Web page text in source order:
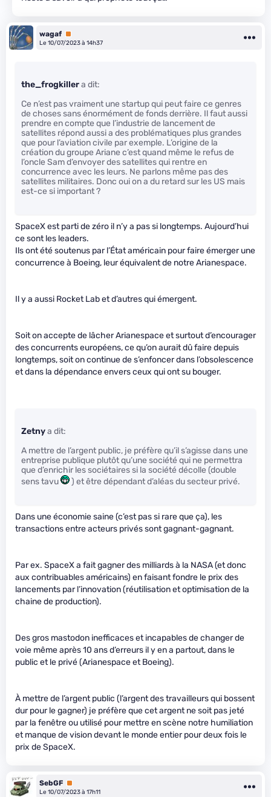
wagaf Premium
Le 10/07/2023 à 14h37
the_frogkillera dit:
Ce n’est pas vraiment une startup qui peut faire ce genres
de choses sans énormément de fonds derrière. Il faut aussi
prendre en compte que l’industrie de lancement de
satellites répond aussi a des problématiques plus grandes
que pour l’aviation civile par exemple. L’origine de la
création du groupe Ariane c’est quand même le refus de
l’oncle Sam d’envoyer des satellites qui rentre en
concurrence avec les leurs. Ne parlons même pas des
satellites militaires. Donc oui on a du retard sur les US mais
est-ce si important ?
SpaceX est parti de zéro il n’y a pas si longtemps. Aujourd’hui
ce sont les leaders.
Ils ont été soutenus par l’État américain pour faire émerger une
concurrence à Boeing, leur équivalent de notre Arianespace.
Il y a aussi Rocket Lab et d’autres qui émergent.
Soit on accepte de lâcher Arianespace et surtout d’encourager
des concurrents européens, ce qu’on aurait dû faire depuis
longtemps, soit on continue de s’enfoncer dans l’obsolescence
et dans la dépendance envers ceux qui ont su bouger.
Zetnya dit:
A mettre de l’argent public, je préfère qu’il s’agisse dans une
entreprise publique plutôt qu’une société qui ne permettra
que d’enrichir les sociétaires si la société décolle (double
sens tavu
) et être dépendant d’aléas du secteur privé.
Dans une économie saine (c’est pas si rare que ça), les
transactions entre acteurs privés sont gagnant-gagnant.
Par ex. SpaceX a fait gagner des milliards à la NASA (et donc
aux contribuables américains) en faisant fondre le prix des
lancements par l’innovation (réutilisation et optimisation de la
chaine de production).
Des gros mastodon inefficaces et incapables de changer de
voie même après 10 ans d’erreurs il y en a partout, dans le
public et le privé (Arianespace et Boeing).
À mettre de l’argent public (l’argent des travailleurs qui bossent
dur pour le gagner) je préfère que cet argent ne soit pas jeté
par la fenêtre ou utilisé pour mettre en scène notre humiliation
et manque de vision devant le monde entier pour deux fois le
prix de SpaceX.
SebGF Premium
Le 10/07/2023 à 17h11